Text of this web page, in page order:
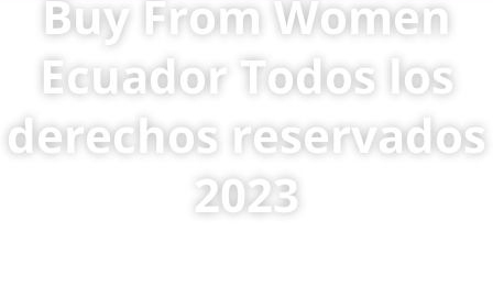
Buy From Women
Ecuador Todos los
derechos reservados
2023